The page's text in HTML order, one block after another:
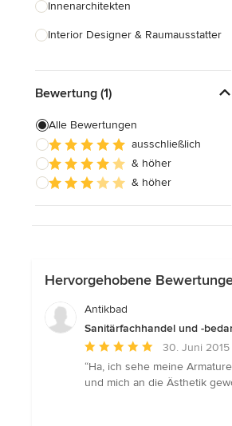
Innenarchitekten
Interior Designer & Raumausstatter
Landschaftsarchitekten
Armaturen & Sanitärbedarf
Beleuchtung
Einbauschränke
Bewertung (1)
Alle Bewertungen
ausschließlich
& höher
& höher
Hervorgehobene
Antikbad
Sanitärfachhandel und -
Durchschnittliche
Bewertung:
5
30. Juni 2015
“Ha, ich sehe meine
und mich an die Ästhetik